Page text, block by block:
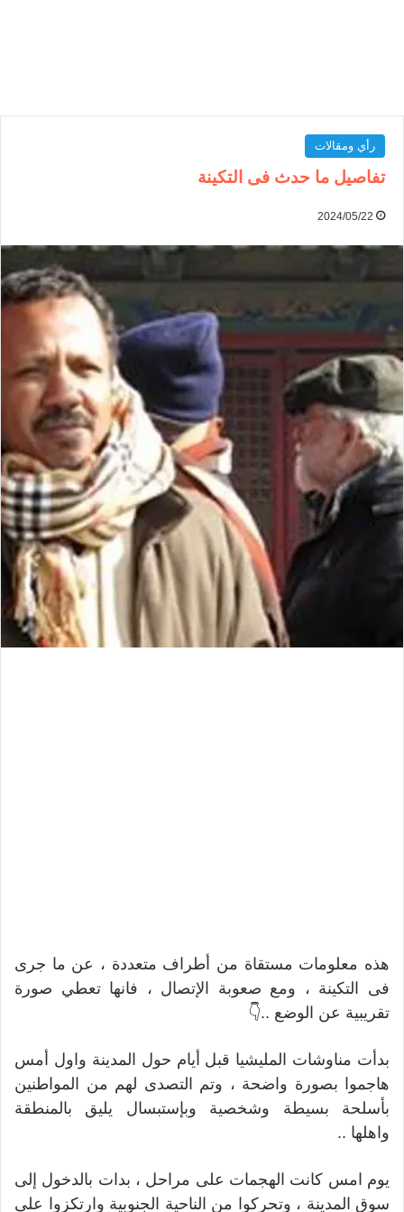
رأي ومقالات
تفاصيل ما حدث فى التكينة
2024/05/22
هذه معلومات مستقاة من أطراف متعددة ، عن ما جرى
فى التكينة ، ومع صعوبة الإتصال ، فانها تعطي صورة
تقريبية عن الوضع ..👇
بدأت مناوشات المليشيا قبل أيام حول المدينة واول أمس
هاجموا بصورة واضحة ، وتم التصدى لهم من المواطنين
بأسلحة بسيطة وشخصية وبإستبسال يليق بالمنطقة
واهلها ..
يوم امس كانت الهجمات على مراحل ، بدات بالدخول إلى
سوق المدينة ، وتحركوا من الناحية الجنوبية وارتكزوا على